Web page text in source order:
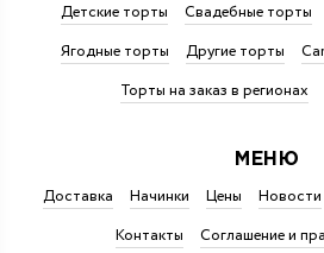
Детские торты Свадебные торты
Ягодные торты
Другие торты
Торты на заказ в регионах
МЕНЮ
Доставка Начинки Цены Новости
Контакты
Соглашение и